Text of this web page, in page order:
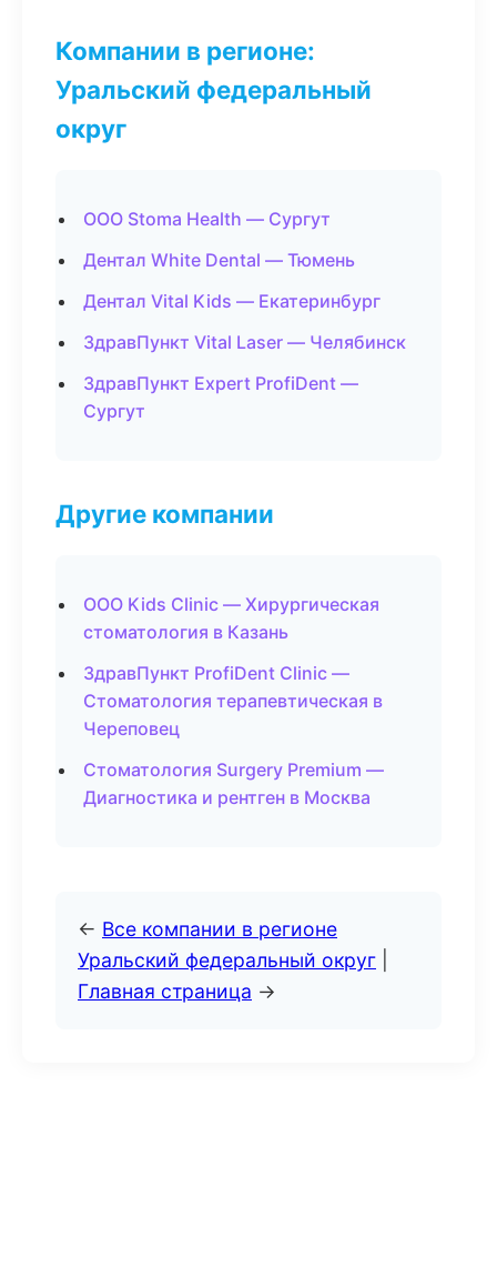
Компании в регионе:
Уральский федеральный
округ
ООО Stoma Health — Сургут
Дентал White Dental — Тюмень
Дентал Vital Kids — Екатеринбург
ЗдравПункт Vital Laser — Челябинск
ЗдравПункт Expert ProfiDent —
Сургут
Другие компании
ООО Kids Clinic — Хирургическая
стоматология в Казань
ЗдравПункт ProfiDent Clinic —
Стоматология терапевтическая в
Череповец
Стоматология Surgery Premium —
Диагностика и рентген в Москва
← Все компании в регионе
Уральский федеральный округ
Главная страница →